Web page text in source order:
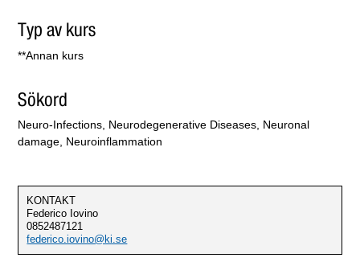
Typ av kurs
**Annan kurs
Sökord
Neuro-Infections, Neurodegenerative Diseases, Neuronal
damage, Neuroinflammation
KONTAKT
Federico Iovino
0852487121
federico.iovino@ki.se